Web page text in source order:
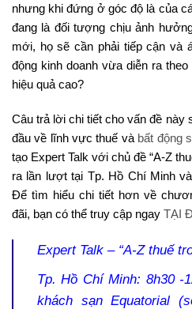
nhưng khi đứng ở góc độ là của
đang là đối tượng chịu ảnh
mới, họ sẽ cần phải tiếp cận và
động kinh doanh vừa diễn ra
hiệu quả cao?
Câu trả lời chi tiết cho vấn đề này
đầu về lĩnh vực thuế và bất động
tạo Expert Talk với chủ đề “A-Z
ra lần lượt tại Tp. Hồ Chí Minh
Để tìm hiểu chi tiết hơn về
đãi, bạn có thể truy cập ngay TẠI
Expert Talk – “A-Z thuế
Tp. Hồ Chí Minh: 8h30 -
khách sạn Equatorial